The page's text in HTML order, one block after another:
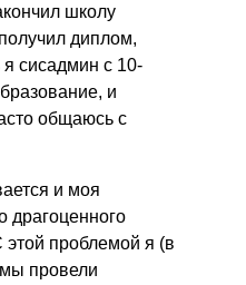
школу
диплом,
сисадмин с 10-
и
общаюсь с
и моя
драгоценного
этой проблемой я (в
провели